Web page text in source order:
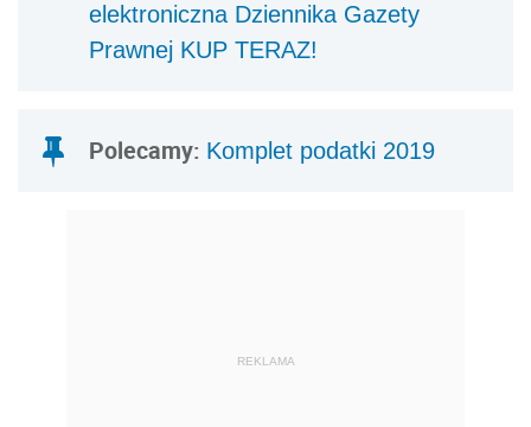
elektroniczna Dziennika Gazety
Prawnej KUP TERAZ!
Polecamy: Komplet podatki 2019
REKLAMA